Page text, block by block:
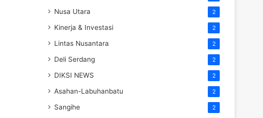
Nusa Utara 2
Kinerja & Investasi 2
Lintas Nusantara 2
Deli Serdang 2
DIKSI NEWS 2
Asahan-Labuhanbatu 2
Sangihe 2